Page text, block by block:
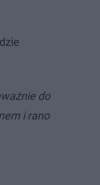
do
i rano